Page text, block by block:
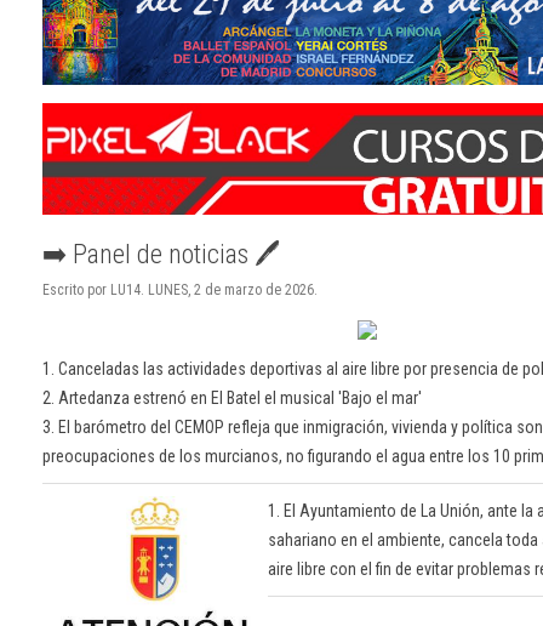
➡️ Panel de noticias 🖊
Escrito por LU14. LUNES, 2 de marzo de 2026.
1. Canceladas las actividades deportivas al aire libre por presencia de
2. Artedanza estrenó en El Batel el musical 'Bajo el mar'
3. El barómetro del CEMOP refleja que inmigración, vivienda y política
preocupaciones de los murcianos, no figurando el agua entre los 10
1. El Ayuntamiento de La Unión, ante la
sahariano en el ambiente, cancela
aire libre con el fin de evitar problemas